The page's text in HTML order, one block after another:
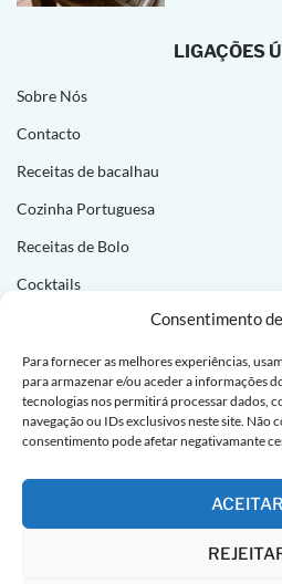
Consentimento
Para fornecer as melhores experiências,
para armazenar e/ou aceder a informações
tecnologias nos permitirá processar dados,
navegação ou IDs exclusivos neste site. Não
consentimento pode afetar negativamante
ACEITAR
LIGAÇÕES
Sobre Nós
Contacto
Receitas de bacalhau
Cozinha Portuguesa
Receitas de Bolo
Cocktails
Subscreva e receba novas